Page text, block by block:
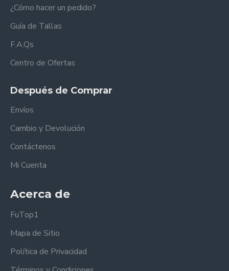
¿Cómo hacer un pedido?
Guía de Tallas
F.A.Qs
Centro de Ofertas
Después de Comprar
Envíos
Cambio y Devolución
Contáctenos
Mi Cuenta
Acerca de
FuTop1
Mapa de Sitio
Política de Privacidad